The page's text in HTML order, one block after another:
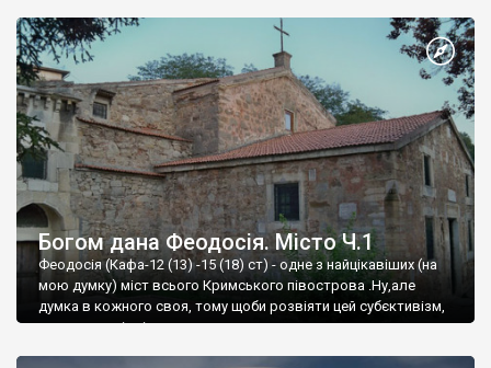
Богом дана Феодосія. Місто Ч.1
Феодосія (Кафа-12 (13) -15 (18) ст) - одне з найцікавіших (на
мою думку) міст всього Кримського півострова .Ну,але
думка в кожного своя, тому щоби розвіяти цей субєктивізм,
запрошую відвідати це